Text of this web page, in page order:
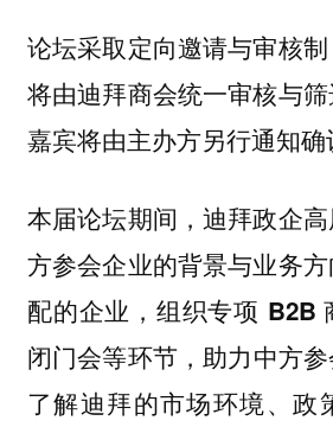
论坛采取定向邀请与审核
将由迪拜商会统一审核与
嘉宾将由主办方另行通知确
本届论坛期间，迪拜政企
方参会企业的背景与业务
配的企业，组织专项 B2B
闭门会等环节 ，助力中方
了解迪拜的市场环境、政